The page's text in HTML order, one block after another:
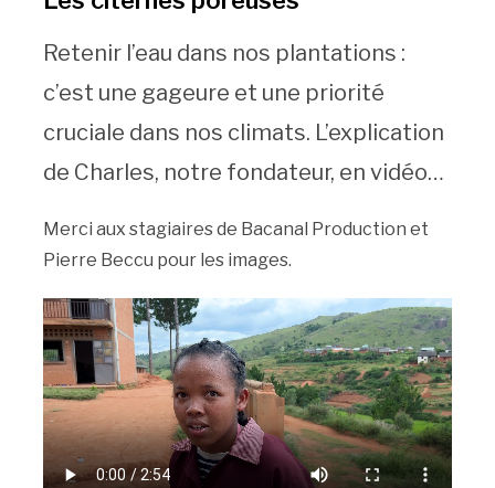
Retenir l’eau dans nos plantations :
c’est une gageure et une priorité
cruciale dans nos climats. L’explication
de Charles, notre fondateur, en vidéo…
Merci aux stagiaires de Bacanal Production et
Pierre Beccu pour les images.